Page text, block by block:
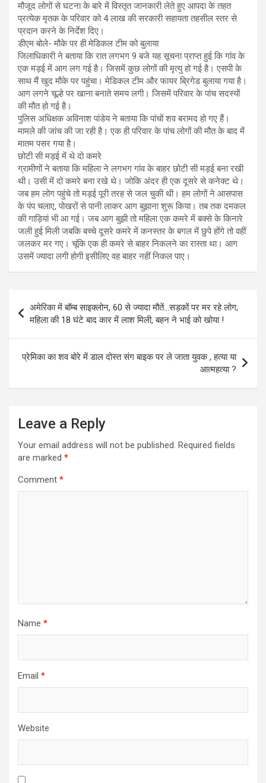
मौजूद लोगों से घटना के बारे में विस्तृत जानकारी लेते हुए आपदा के तहत
प्रत्येक मृतक के परिवार को 4 लाख की सरकारी सहायता तहसील स्तर से
प्रदान करने के निर्देश दिए।
डीएम बोले- मौके पर ही मेडिकल टीम को बुलाया
जिलाधिकारी ने बताया कि रात लगभग 9 बजे यह सूचना प्राप्त हुई कि गांव के
एक मड़ई में आग लग गई है। जिसमें कुछ लोगों की मृत्यु हो गई है। एसपी के
साथ मैं खुद मौके पर पहुंचा। मेडिकल टीम और फायर ब्रिगेड बुलाया गया है।
आग लगने चूल्हे पर खाना बनाते समय लगी। जिसमें परिवार के पांच सदस्यों
की मौत हो गई है।
पुलिस अधिक्षक अविनाश पांडेय ने बताया कि पांचों शव बरामद हो गए हैं।
मामले की जांच की जा रही है। एक ही परिवार के पांच लोगों की मौत के बाद में
मातम पसर गया है।
छोटी सी मड़ई में थे दो कमरे
ग्रामीणों ने बताया कि महिला ने लगभग गांव के बाहर छोटी सी मड़ई बना रखी
थी। उसी में दो कमरे बना रखे थे। जोकि अंदर ही एक दूसरे से कनेक्ट थे।
जब हम लोग पहुंचे तो मड़ई पूरी तरह से जल चुकी थी। हम लोगों ने आसपास
के पंप चलाए, पोखरों से पानी लाकर आग बुझाना शुरू किया। तब तक दमकल
की गाड़ियां भी आ गई। जब आग बुझी तो महिला एक कमरे में बक्से के किनारे
जली हुई मिली जबकि बच्चे दूसरे कमरे में कनस्तर के बगल में छुपे होंगे तो वहीं
जलकर मर गए। चूंकि एक ही कमरे से बाहर निकलने का रास्ता था। आग
उसमें ज्यादा लगी होगी इसीलिए वह बाहर नहीं निकल पाए।
Post
navigation
अमेरिका में बॉम्ब साइक्लोन, 60 से ज्यादा मौतें…सड़कों पर मर रहे लोग;
महिला की 18 घंटे बाद कार में लाश मिली, बहन ने भाई को खोया !
प्रेमिका का शव बोरे में डाल दोस्त संग बाइक पर ले जाता युवक , हत्या या
आत्महत्या ?
Leave a Reply
Your email address will not be published. Required fields
are marked *
Comment *
Name *
Email *
Website